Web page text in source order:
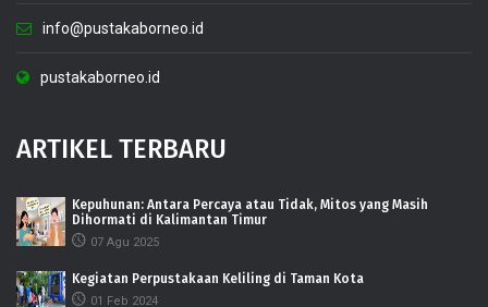
info@pustakaborneo.id
pustakaborneo.id
ARTIKEL TERBARU
Kepuhunan: Antara Percaya atau Tidak, Mitos yang Masih
Dihormati di Kalimantan Timur
07 Agu 2025
Kegiatan Perpustakaan Keliling di Taman Kota
01 Feb 2024